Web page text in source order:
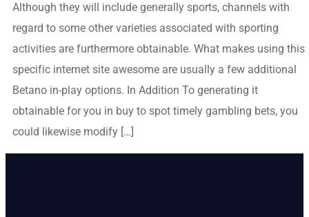
Although they will include generally sports, channels with
regard to some other varieties associated with sporting
activities are furthermore obtainable. What makes using this
specific internet site awesome are usually a few additional
Betano in-play options. In Addition To generating it
obtainable for you in buy to spot timely gambling bets, you
could likewise modify […]